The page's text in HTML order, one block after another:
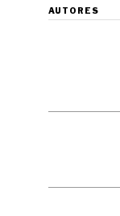
AUTORES